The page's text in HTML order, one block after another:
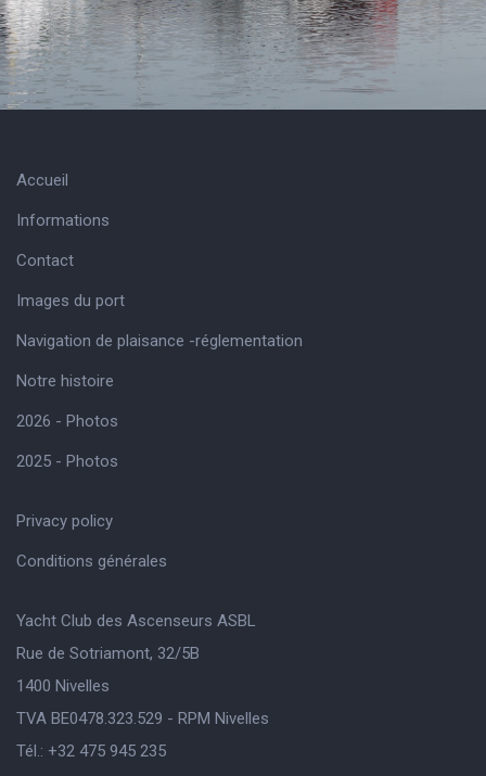
Accueil
Informations
Contact
Images du port
Navigation de plaisance -réglementation
Notre histoire
2026 - Photos
2025 - Photos
Privacy policy
Conditions générales
Yacht Club des Ascenseurs ASBL
Rue de Sotriamont, 32/5B
1400 Nivelles
TVA BE0478.323.529 - RPM Nivelles
Tél.: +32 475 945 235